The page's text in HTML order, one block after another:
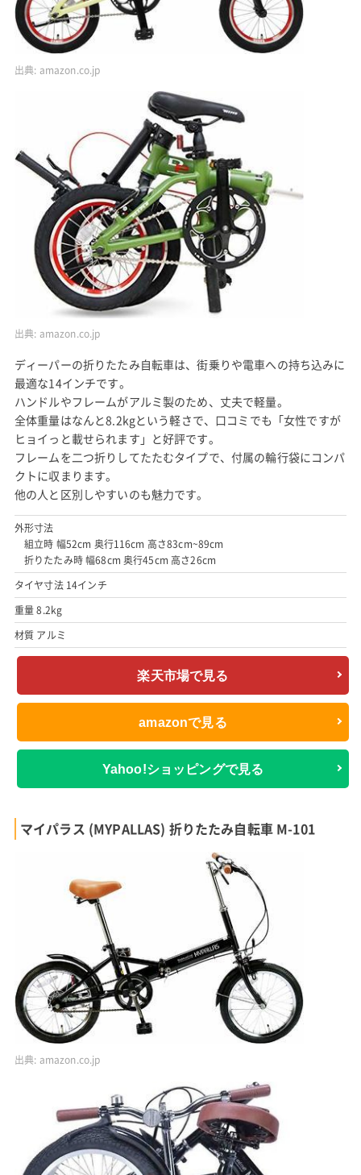
出典: amazon.co.jp
出典: amazon.co.jp
ディーパーの折りたたみ自転車は、街乗りや電車への持ち込みに
最適な14インチです。
ハンドルやフレームがアルミ製のため、丈夫で軽量。
全体重量はなんと8.2kgという軽さで、口コミでも「女性ですが
ヒョイっと載せられます」と好評です。
フレームを二つ折りしてたたむタイプで、付属の輪行袋にコンパ
クトに収まります。
他の人と区別しやすいのも魅力です。
外形寸法
組立時 幅52cm 奥行116cm 高さ83cm~89cm
折りたたみ時 幅68cm 奥行45cm 高さ26cm
タイヤ寸法 14インチ
重量 8.2kg
材質 アルミ
楽天市場で見る
amazonで見る
Yahoo!ショッピングで見る
マイパラス (MYPALLAS) 折りたたみ自転車 M-101
出典: amazon.co.jp